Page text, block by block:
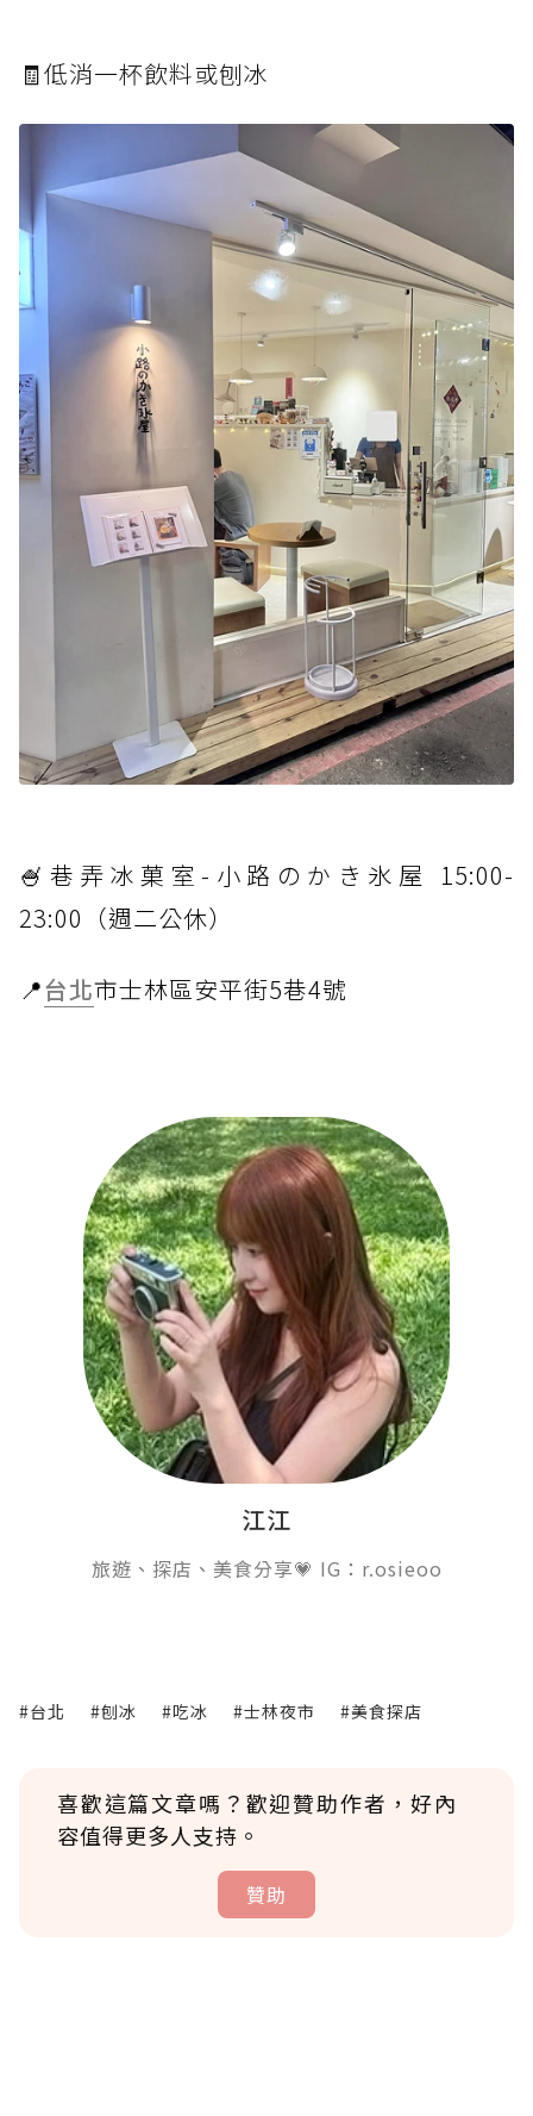
🧾低消一杯飲料或刨冰
🍧巷弄冰菓室-小路のかき氷屋 15:00-
23:00（週二公休）
📍台北市士林區安平街5巷4號
江江
旅遊、探店、美食分享💗 IG：r.osieoo
#台北 #刨冰 #吃冰 #士林夜市 #美食探店
喜歡這篇文章嗎？歡迎贊助作者，好內
容值得更多人支持。
贊助